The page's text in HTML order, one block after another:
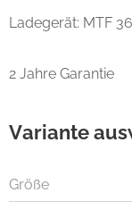
Ladegerät: MTF
2 Jahre Garantie
Variante
Größe